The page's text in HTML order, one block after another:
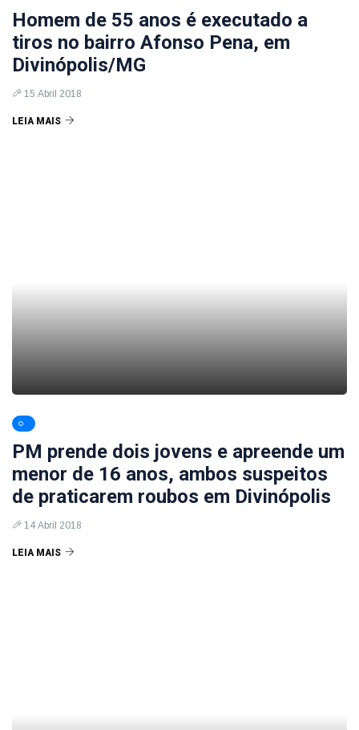
Homem de 55 anos é executado a
tiros no bairro Afonso Pena, em
Divinópolis/MG
15 Abril 2018
LEIA MAIS
PM prende dois jovens e apreende um
menor de 16 anos, ambos suspeitos
de praticarem roubos em Divinópolis
14 Abril 2018
LEIA MAIS